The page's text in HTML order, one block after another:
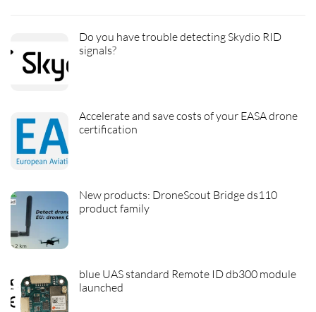
Do you have trouble detecting Skydio RID
signals?
Accelerate and save costs of your EASA drone
certification
New products: DroneScout Bridge ds110
product family
blue UAS standard Remote ID db300 module
launched